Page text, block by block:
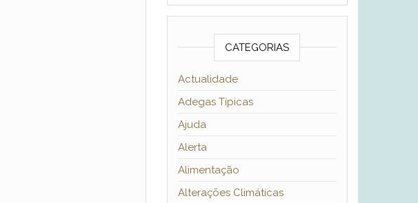
CATEGORIAS
Actualidade
Adegas Típicas
Ajuda
Alerta
Alimentação
Alterações Climáticas